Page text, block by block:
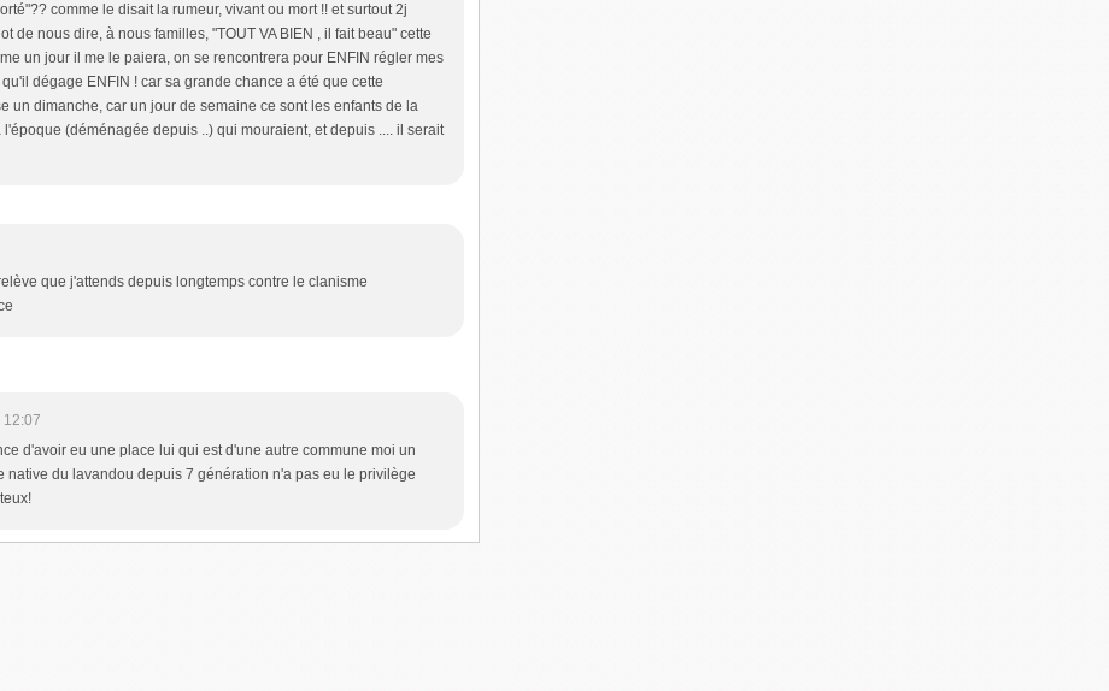
comme le disait la rumeur, vivant ou mort !! et surtout 2j
de nous dire, à nous familles, "TOUT VA BIEN , il fait beau" cette
un jour il me le paiera, on se rencontrera pour ENFIN régler mes
dégage ENFIN ! car sa grande chance a été que cette
un dimanche, car un jour de semaine ce sont les enfants de la
l'époque (déménagée depuis ..) qui mouraient, et depuis .... il serait
que j'attends depuis longtemps contre le clanisme
12:07
d'avoir eu une place lui qui est d'une autre commune moi un
native du lavandou depuis 7 génération n'a pas eu le privilège